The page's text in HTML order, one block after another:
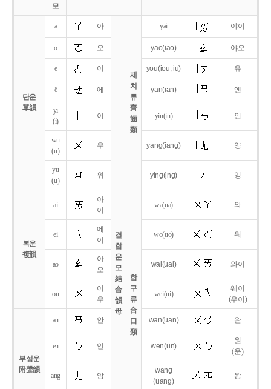
모
단운
單韻
a 아
결
합
운
모
結
合
韻
母
제
치
류
齊
齒
類
yai 야이
o 오 yao(iao) 야오
e 어 you(iou,iu) 유
ê 에 yan(ian) 옌
yi
(i)
이 yin(in) 인
wu
(u)
우 yang(iang) 양
yu
(u)
위 ying(ing) 잉
복운
複韻
ai
아
이
합
구
류
合
口
類
wa(ua) 와
ei
에
이
wo(uo) 워
ao
아
오
wai(uai) 와이
ou
어
우
wei(ui)
웨이
(우이)
부성운
附聲韻
an 안 wan(uan) 완
en 언 wen(un)
원
(운)
ang 앙
wang
(uang)
왕